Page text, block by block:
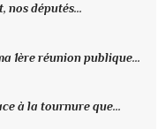
nos députés...
1ère réunion publique...
à la tournure que...